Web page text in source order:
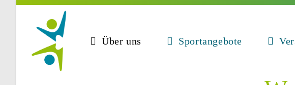
Über uns Sportangebote